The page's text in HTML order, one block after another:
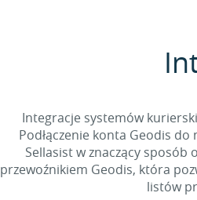
Integracje systemów
Podłączenie konta Geodis
Sellasist w znaczący sposób
przewoźnikiem Geodis, która
listów